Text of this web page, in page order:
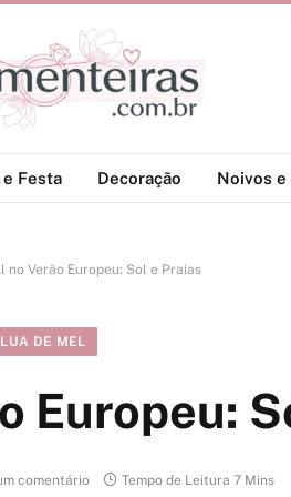
Festa Decoração Noivos e
no Verão Europeu: Sol e Praias
LUA DE MEL
Europeu:
comentário Tempo de Leitura 7 Mins